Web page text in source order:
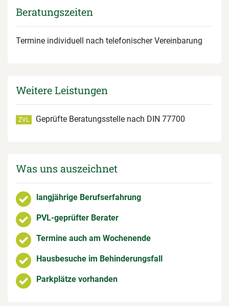
Beratungszeiten
Termine individuell nach telefonischer Vereinbarung
Weitere Leistungen
ZVL Geprüfte Beratungsstelle nach DIN 77700
Was uns auszeichnet
langjährige Berufserfahrung
PVL-geprüfter Berater
Termine auch am Wochenende
Hausbesuche im Behinderungsfall
Parkplätze vorhanden